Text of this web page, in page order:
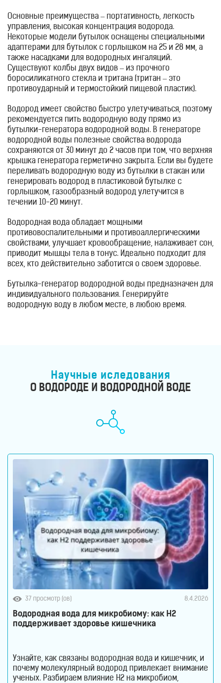
Основные преимущества – портативность, легкость
управления, высокая концентрация водорода.
Некоторые модели бутылок оснащены специальными
адаптерами для бутылок с горлышком на 25 и 28 мм, а
также насадками для водородных ингаляций.
Существуют колбы двух видов – из прочного
боросиликатного стекла и тритана (тритан – это
противоударный и термостойкий пищевой пластик).
Водород имеет свойство быстро улетучиваться, поэтому
рекомендуется пить водородную воду прямо из
бутылки-генератора водородной воды. В генераторе
водородной воды полезные свойства водорода
сохраняются от 30 минут до 2 часов при том, что верхняя
крышка генератора герметично закрыта. Если вы будете
переливать водородную воду из бутылки в стакан или
генерировать водород в пластиковой бутылке с
горлышком, газообразный водород улетучится в
течении 10-20 минут.
Водородная вода обладает мощными
противовоспалительными и противоаллергическими
свойствами, улучшает кровообращение, налаживает сон,
приводит мышцы тела в тонус. Идеально подходит для
всех, кто действительно заботится о своем здоровье.
Бутылка-генератор водородной воды предназначен для
индивидуального пользования. Генерируйте
водородную воду в любом месте, в любою время.
Научные иследования
О ВОДОРОДЕ И ВОДОРОДНОЙ ВОДЕ
37 просмотр (ов) 8.4.2026
Водородная вода для микробиому: как H2
поддерживает здоровье кишечника
Узнайте, как связаны водородная вода и кишечник, и
почему молекулярный водород привлекает внимание
ученых. Разбираем влияние H2 на микробиом,